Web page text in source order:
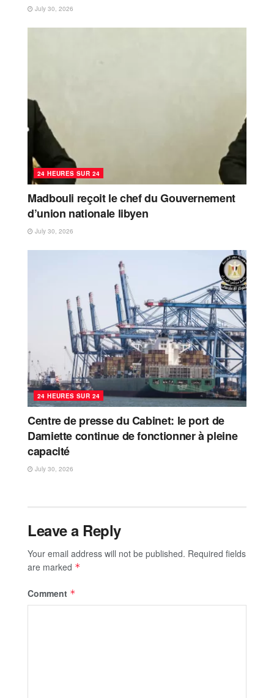
July 30, 2026
24 HEURES SUR 24
Madbouli reçoit le chef du Gouvernement
d’union nationale libyen
July 30, 2026
24 HEURES SUR 24
Centre de presse du Cabinet: le port de
Damiette continue de fonctionner à pleine
capacité
July 30, 2026
Leave a Reply
Your email address will not be published. Required fields
are marked *
Comment *